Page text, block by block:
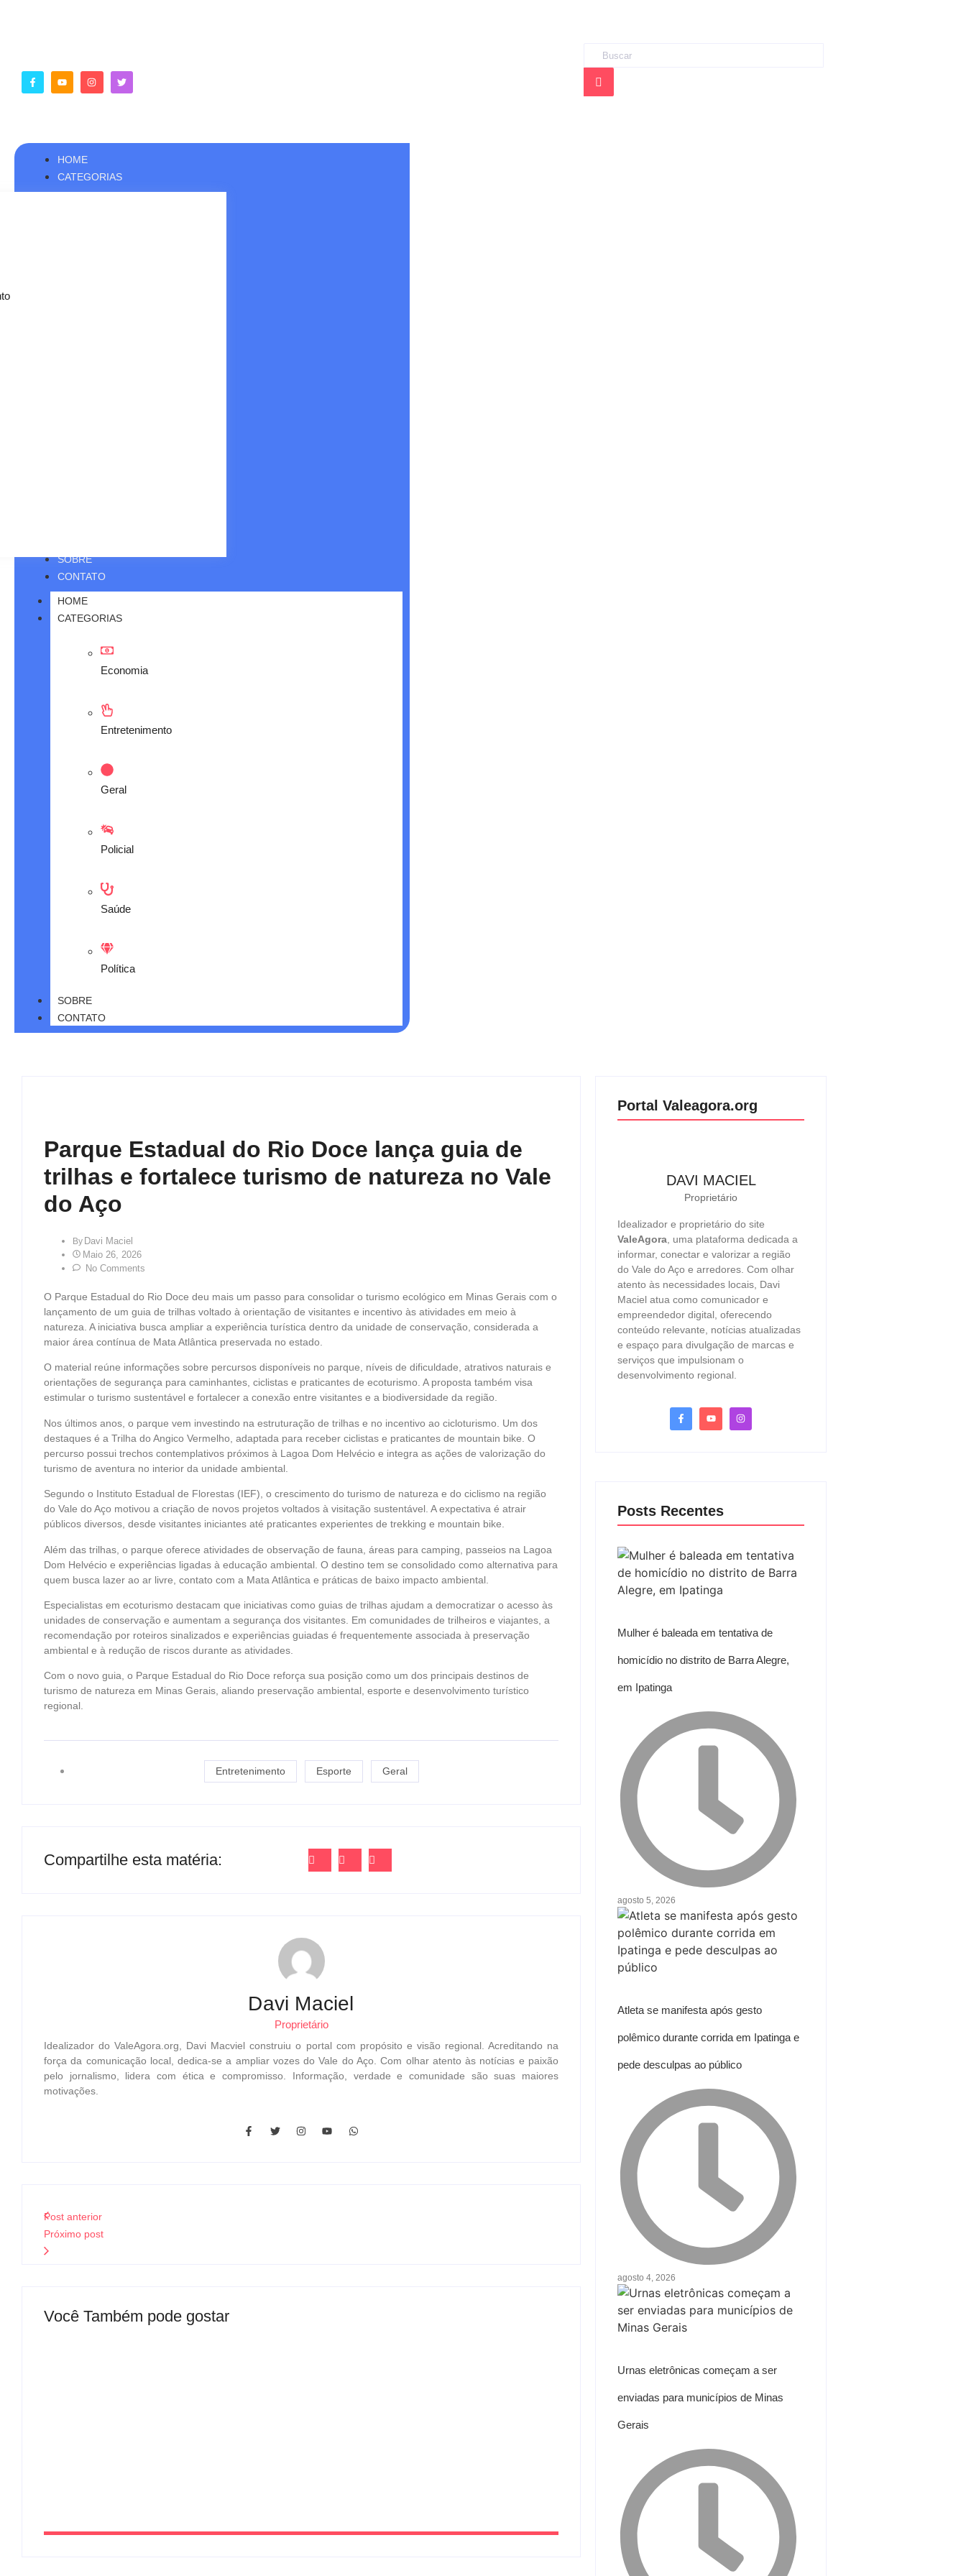
HOME
CATEGORIAS
SOBRE
CONTATO
HOME
CATEGORIAS
Economia
Entretenimento
Geral
Policial
Saúde
Política
SOBRE
CONTATO
Parque Estadual do Rio Doce lança guia de
trilhas e fortalece turismo de natureza no Vale
do Aço
By Davi Maciel
Maio 26, 2026
No Comments
O Parque Estadual do Rio Doce deu mais um passo para consolidar o turismo ecológico em Minas Gerais com o
lançamento de um guia de trilhas voltado à orientação de visitantes e incentivo às atividades em meio à
natureza. A iniciativa busca ampliar a experiência turística dentro da unidade de conservação, considerada a
maior área contínua de Mata Atlântica preservada no estado.
O material reúne informações sobre percursos disponíveis no parque, níveis de dificuldade, atrativos naturais e
orientações de segurança para caminhantes, ciclistas e praticantes de ecoturismo. A proposta também visa
estimular o turismo sustentável e fortalecer a conexão entre visitantes e a biodiversidade da região.
Nos últimos anos, o parque vem investindo na estruturação de trilhas e no incentivo ao cicloturismo. Um dos
destaques é a Trilha do Angico Vermelho, adaptada para receber ciclistas e praticantes de mountain bike. O
percurso possui trechos contemplativos próximos à Lagoa Dom Helvécio e integra as ações de valorização do
turismo de aventura no interior da unidade ambiental.
Segundo o Instituto Estadual de Florestas (IEF), o crescimento do turismo de natureza e do ciclismo na região
do Vale do Aço motivou a criação de novos projetos voltados à visitação sustentável. A expectativa é atrair
públicos diversos, desde visitantes iniciantes até praticantes experientes de trekking e mountain bike.
Além das trilhas, o parque oferece atividades de observação de fauna, áreas para camping, passeios na Lagoa
Dom Helvécio e experiências ligadas à educação ambiental. O destino tem se consolidado como alternativa para
quem busca lazer ao ar livre, contato com a Mata Atlântica e práticas de baixo impacto ambiental.
Especialistas em ecoturismo destacam que iniciativas como guias de trilhas ajudam a democratizar o acesso às
unidades de conservação e aumentam a segurança dos visitantes. Em comunidades de trilheiros e viajantes, a
recomendação por roteiros sinalizados e experiências guiadas é frequentemente associada à preservação
ambiental e à redução de riscos durante as atividades.
Com o novo guia, o Parque Estadual do Rio Doce reforça sua posição como um dos principais destinos de
turismo de natureza em Minas Gerais, aliando preservação ambiental, esporte e desenvolvimento turístico
regional.
Entretenimento Esporte Geral
Compartilhe esta matéria:
Davi Maciel
Proprietário
Idealizador do ValeAgora.org, Davi Macviel construiu o portal com propósito e visão regional. Acreditando na
força da comunicação local, dedica-se a ampliar vozes do Vale do Aço. Com olhar atento às notícias e paixão
pelo jornalismo, lidera com ética e compromisso. Informação, verdade e comunidade são suas maiores
motivações.
Post anterior
Próximo post
Você Também pode gostar
Portal Valeagora.org
DAVI MACIEL
Proprietário
Idealizador e proprietário do site
ValeAgora , uma plataforma dedicada a
informar, conectar e valorizar a região
do Vale do Aço e arredores. Com olhar
atento às necessidades locais, Davi
Maciel atua como comunicador e
empreendedor digital, oferecendo
conteúdo relevante, notícias atualizadas
e espaço para divulgação de marcas e
serviços que impulsionam o
desenvolvimento regional.
Posts Recentes
Mulher é baleada em tentativa de
homicídio no distrito de Barra Alegre,
em Ipatinga
agosto 5, 2026
Atleta se manifesta após gesto
polêmico durante corrida em Ipatinga e
pede desculpas ao público
agosto 4, 2026
Urnas eletrônicas começam a ser
enviadas para municípios de Minas
Gerais